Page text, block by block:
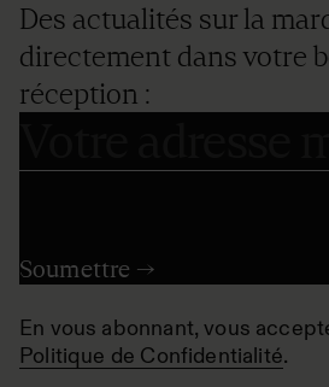
Des actualités sur la
directement dans votre
réception :
En vous abonnant, vous
Politique de Confidentialité.